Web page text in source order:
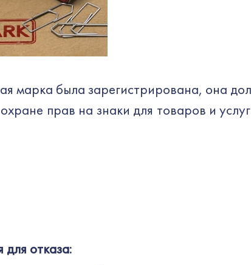
марка была зарегистрирована, она
прав на знаки для товаров и
отказа: